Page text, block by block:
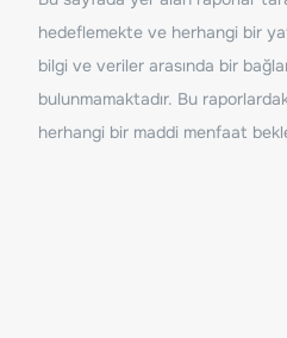
hedeflemekte ve herhangi bir
bilgi ve veriler arasında bir
bulunmamaktadır. Bu
herhangi bir maddi menfaat